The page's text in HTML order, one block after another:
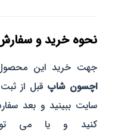
نحوه خرید و
جهت خرید این
اچسون شاپقبل از
سایت ببینید و بعد
کنید و یا می